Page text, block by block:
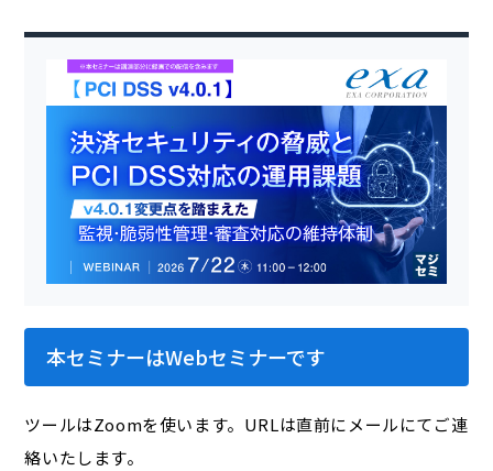
本セミナーはWebセミナーです
ツールはZoomを使います。URLは直前にメールにてご連
絡いたします。